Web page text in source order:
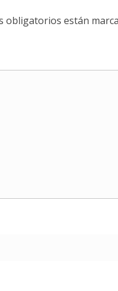
obligatorios están